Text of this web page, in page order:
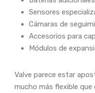
Sensores
Cámaras de
Accesorios para
Módulos de
Valve parece estar
mucho más flexible que